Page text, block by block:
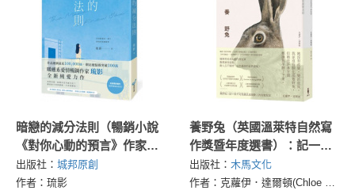
暗戀的減分法則（暢銷小說
《對你心動的預言》作家琉
影，全新純愛力作）
出版社： 城邦原創
作者：琉影
養野兔（英國溫萊特自然寫
作獎暨年度選書）：記一段
不可思議且溫暖動人的真實
友誼
出版社： 木馬文化
作者：克蘿伊．達爾頓(Chloe Dalton)